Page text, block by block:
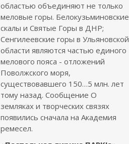
областью объединяют не только
меловые горы. Белокузьминовские
скалы и Святые Горы в ДНР;
Сенгилеевские горы в Ульяновской
области являются частью единого
мелового пояса - отложений
Поволжского моря,
существовавшего 150…5 млн. лет
тому назад. Сообщение О
земляках и творческих связях
появились сначала на Академия
ремесел.